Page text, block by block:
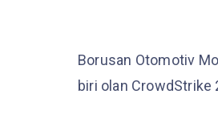
Borusan Otomotiv
biri olan CrowdStrike